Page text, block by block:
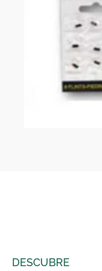
DESCUBRE